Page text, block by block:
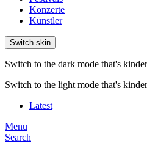
Konzerte
Künstler
Switch skin
Switch to the dark mode that's
Switch to the light mode that's
Latest
Menu
Search